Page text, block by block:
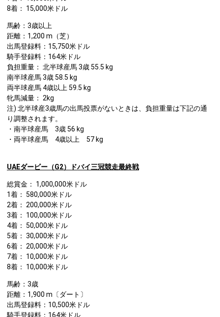
8着： 15,000米ドル
馬齢：3歳以上
距離：1,200 m（芝）
出馬登録料：15,750米ドル
騎手登録料：164米ドル
負担重量： 北半球産馬 3歳 55.5 kg
南半球産馬 3歳 58.5 kg
両半球産馬 4歳以上 59.5 kg
牝馬減量： 2kg
注) 北半球産3歳馬の出馬投票がないときは、負担重量は下記の通
り調整されます。
・南半球産馬 3歳 56 kg
・両半球産馬 4歳以上 57 kg
UAEダービー（G2）ドバイ三冠競走最終戦
総賞金： 1,000,000米ドル
1着： 580,000米ドル
2着： 200,000米ドル
3着： 100,000米ドル
4着： 50,000米ドル
5着： 30,000米ドル
6着： 20,000米ドル
7着： 10,000米ドル
8着： 10,000米ドル
馬齢：3歳
距離：1,900 m〔ダート〕
出馬登録料：10,500米ドル
騎手登録料：164米ドル